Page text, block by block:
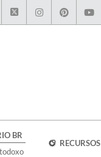
BR
RECURSOS